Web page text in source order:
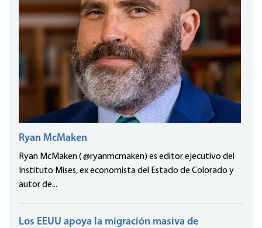
Ryan McMaken
Ryan McMaken ( @ryanmcmaken) es editor ejecutivo del
Instituto Mises, ex economista del Estado de Colorado y
autor de...
Los EEUU apoya la migración masiva de